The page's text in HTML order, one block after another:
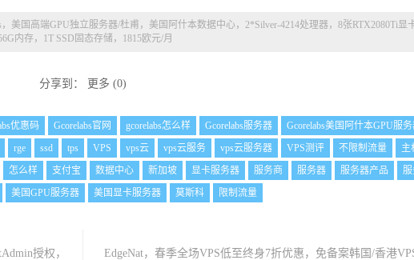
，美国高端GPU独立服务器/杜甫，美国阿什本数据中心，2*Silver-4214处理器，8张RTX2080Ti显
内存，1T SSD固态存储，1815欧元/月
分享到： 更多 (0)
优惠码 Gcorelabs官网 gcorelabs怎么样 Gcorelabs服务器
Gcorelabs美国阿什本GPU服
rge ssd tps VPS vps云 vps云服务 vps云服务器 VPS测评 不限制流量
主
怎么样 支付宝 数据中心 新加坡 显卡服务器 服务商 服务器 服务器产品
美国GPU服务器 美国显卡服务器 莫斯科 限制流量
授权，
EdgeNat，春季全场VPS低至终身7折优惠，免备案韩国/香港